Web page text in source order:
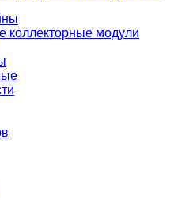
коллекторные модули